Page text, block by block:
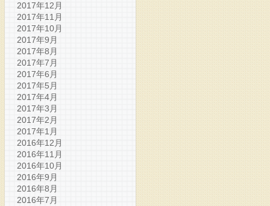
2017年12月
2017年11月
2017年10月
2017年9月
2017年8月
2017年7月
2017年6月
2017年5月
2017年4月
2017年3月
2017年2月
2017年1月
2016年12月
2016年11月
2016年10月
2016年9月
2016年8月
2016年7月